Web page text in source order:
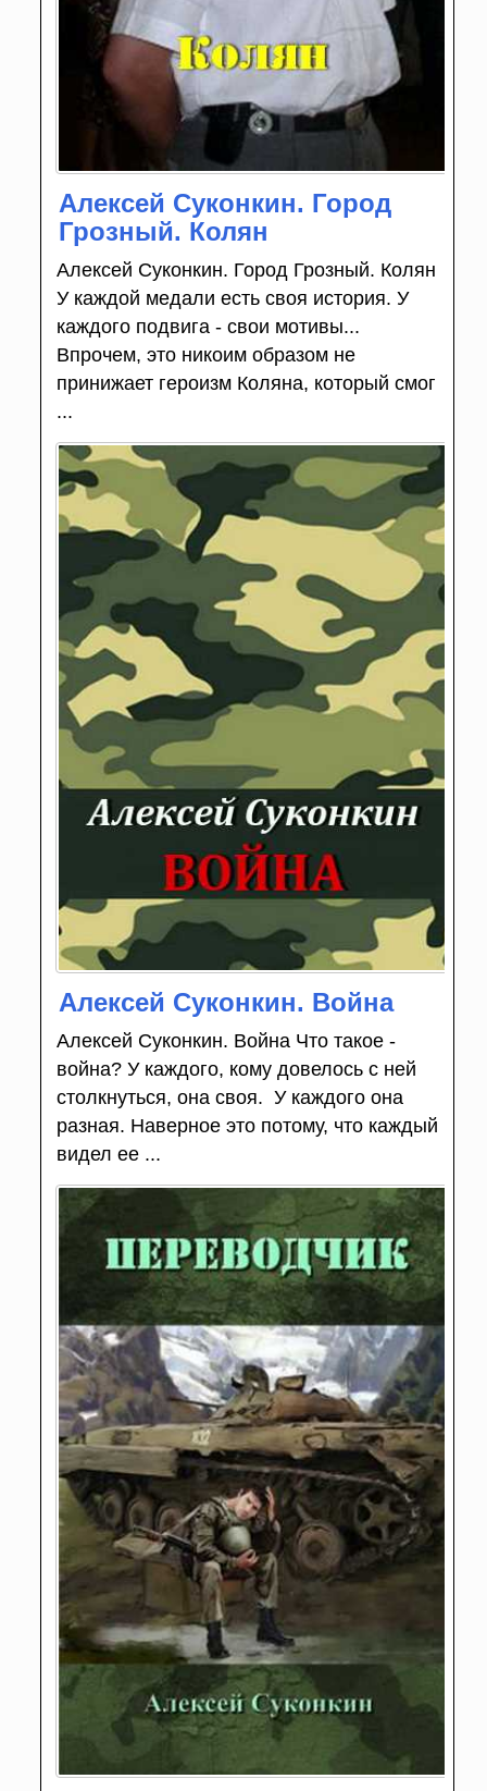
Алексей Суконкин. Город
Грозный. Колян
Алексей Суконкин. Город Грозный. Колян
У каждой медали есть своя история. У
каждого подвига - свои мотивы...
Впрочем, это никоим образом не
принижает героизм Коляна, который смог
...
Алексей Суконкин. Война
Алексей Суконкин. Война Что такое -
война? У каждого, кому довелось с ней
столкнуться, она своя. У каждого она
разная. Наверное это потому, что каждый
видел ее ...